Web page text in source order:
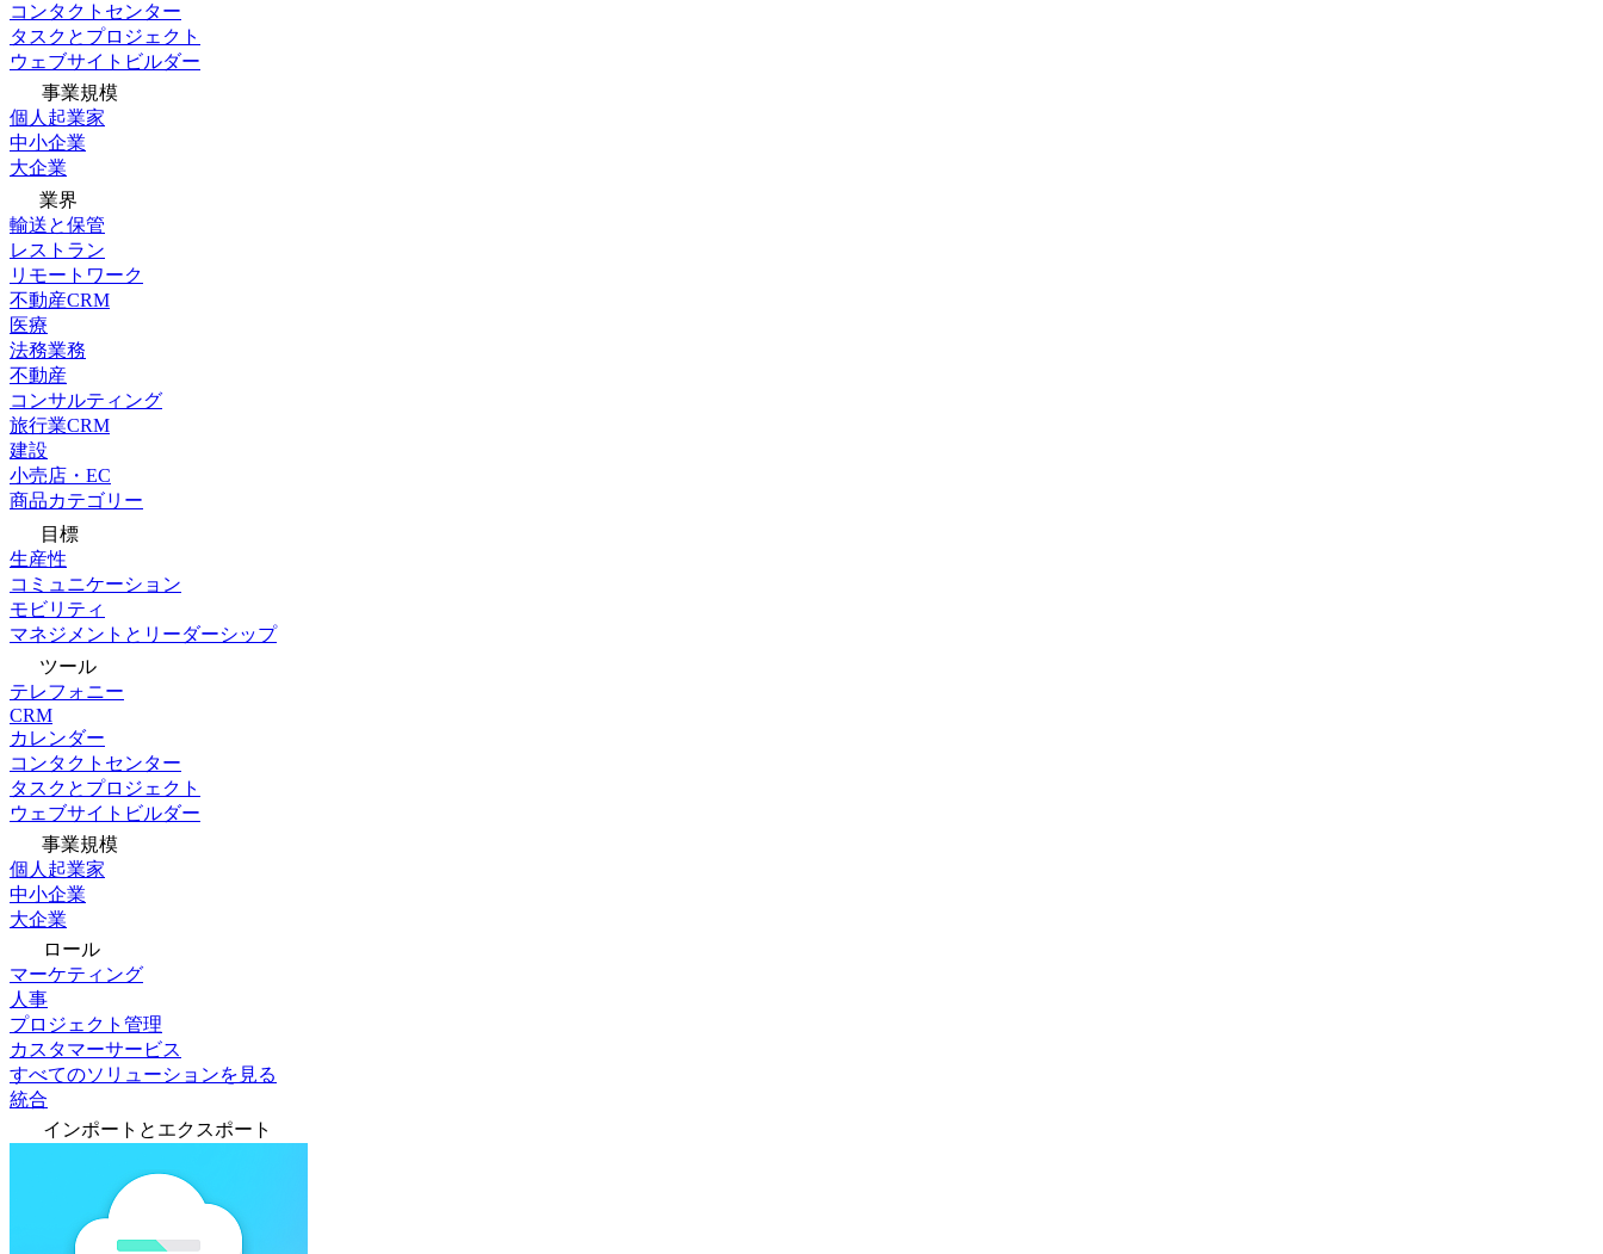
コンタクトセンター
タスクとプロジェクト
ウェブサイトビルダー
事業規模
個人起業家
中小企業
大企業
業界
輸送と保管
レストラン
リモートワーク
不動産CRM
医療
法務業務
不動産
コンサルティング
旅行業CRM
建設
小売店・EC
商品カテゴリー
目標
生産性
コミュニケーション
モビリティ
マネジメントとリーダーシップ
ツール
テレフォニー
CRM
カレンダー
コンタクトセンター
タスクとプロジェクト
ウェブサイトビルダー
事業規模
個人起業家
中小企業
大企業
ロール
マーケティング
人事
プロジェクト管理
カスタマーサービス
すべてのソリューションを見る
統合
インポートとエクスポート